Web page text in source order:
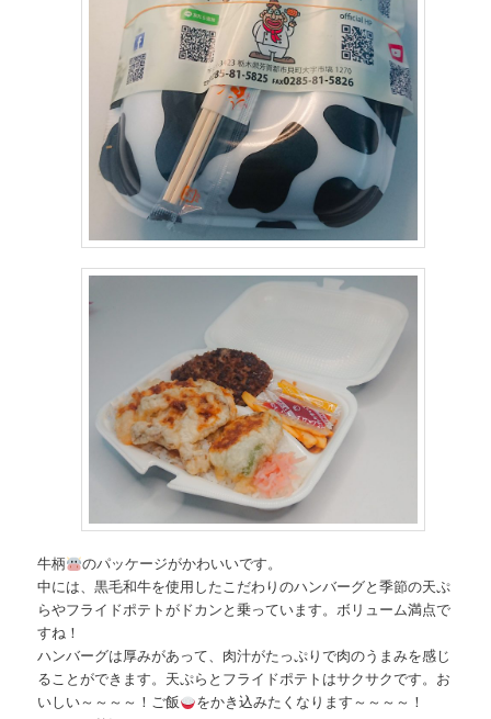
牛柄
のパッケージがかわいいです。
中には、黒毛和牛を使用したこだわりのハンバーグと季節の天ぷ
らやフライドポテトがドカンと乗っています。ボリューム満点で
すね！
ハンバーグは厚みがあって、肉汁がたっぷりで肉のうまみを感じ
ることができます。天ぷらとフライドポテトはサクサクです。お
いしい～～～～！ご飯
をかき込みたくなります～～～～！